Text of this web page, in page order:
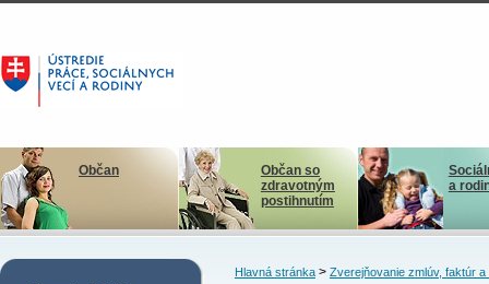
Občan
Občan so
zdravotným
postihnutím
a
Hlavná stránka> Zverejňovanie zmlúv, faktúr a